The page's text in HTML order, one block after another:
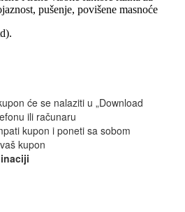
pušenje, povišene masnoće
će se nalaziti u „Download
ili računaru
kupon i poneti sa sobom
kupon